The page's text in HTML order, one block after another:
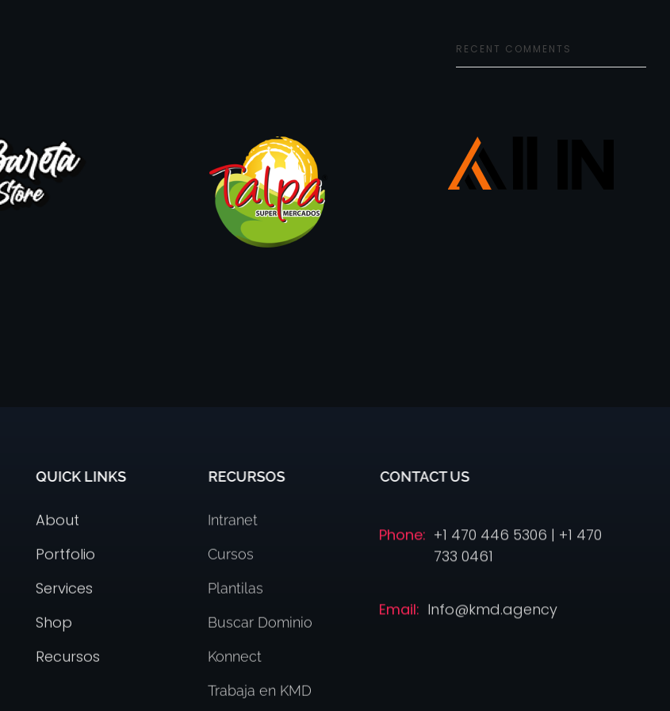
RECENT COMMENTS
QUICK LINKS
About
Portfolio
Services
Shop
Recursos
RECURSOS
Intranet
Cursos
Plantilas
Buscar Dominio
Konnect
Trabaja en KMD
CONTACT US
Phone: +1 470 446 5306 | +1 470
733 0461
Email: Info@kmd.agency